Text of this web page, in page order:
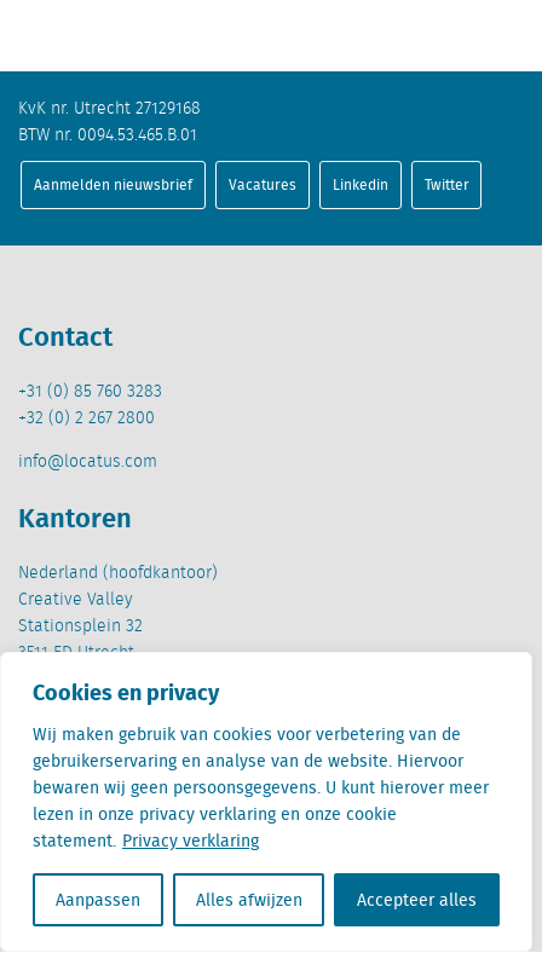
Cookies en privacy
Wij maken gebruik van cookies voor verbetering van de
gebruikerservaring en analyse van de website. Hiervoor
bewaren wij geen persoonsgegevens. U kunt hierover meer
lezen in onze privacy verklaring en onze cookie
statement. Privacy verklaring
Aanpassen Alles afwijzen Accepteer alles
KvK nr. Utrecht 27129168
BTW nr. 0094.53.465.B.01
Aanmelden nieuwsbrief Vacatures Linkedin Twitter
Contact
+31 (0) 85 760 3283
+32 (0) 2 267 2800
info@locatus.com
Kantoren
Nederland (hoofdkantoor)
Creative Valley
Stationsplein 32
3511 ED Utrecht
België
Cantersteen 47
1000 Brussel
Locatus B.V. and Locatus Belgie B.V. are wholly-owned subsidiaries of Green Street